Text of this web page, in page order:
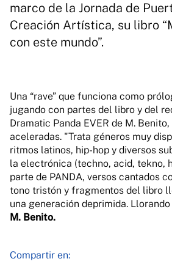
marco de la Jornada de
Creación Artística, su libro
con este mundo”.
Una “rave” que funciona como
jugando con partes del libro y del
Dramatic Panda EVER de M.
aceleradas. "Trata géneros muy
ritmos latinos, hip-hop y diversos
la electrónica (techno, acid, tekno,
parte de PANDA, versos cantados
tono tristón y fragmentos del libro
una generación deprimida.
M. Benito.
Compartir en: